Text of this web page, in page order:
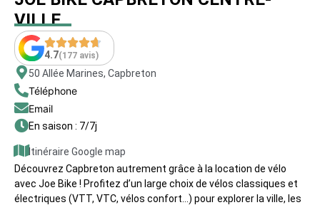
VILLE
4.7(177 avis)
50 Allée Marines, Capbreton
Téléphone
Email
En saison : 7/7j
Itinéraire Google map
Découvrez Capbreton autrement grâce à la location de vélo
avec Joe Bike ! Profitez d’un large choix de vélos classiques et
électriques (VTT, VTC, vélos confort…) pour explorer la ville, les